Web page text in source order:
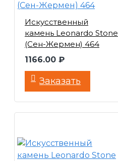
Искусственный
камень Leonardo Stone
(Сен-Жермен) 464
1166.00 ₽
Заказать